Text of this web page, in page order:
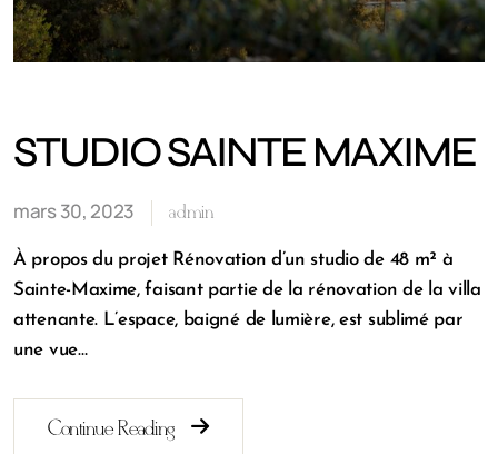
STUDIO SAINTE MAXIME
mars 30, 2023 admin
À propos du projet Rénovation d’un studio de 48 m² à
Sainte-Maxime, faisant partie de la rénovation de la villa
attenante. L’espace, baigné de lumière, est sublimé par
une vue…
Continue Reading